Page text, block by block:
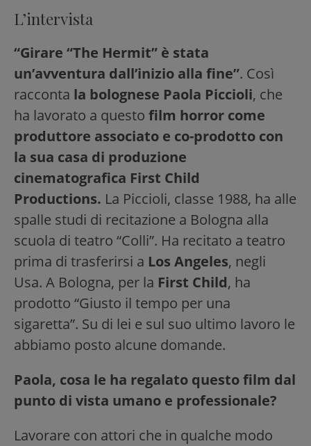
L’intervista
“Girare “The Hermit” è stata
un’avventura dall’inizio alla fine”. Così
racconta la bolognese Paola Piccioli, che
ha lavorato a questo film horror come
produttore associato e co-prodotto con
la sua casa di produzione
cinematografica First Child
Productions. La Piccioli, classe 1988, ha alle
spalle studi di recitazione a Bologna alla
scuola di teatro “Colli”. Ha recitato a teatro
prima di trasferirsi a Los Angeles, negli
Usa. A Bologna, per la First Child, ha
prodotto “Giusto il tempo per una
sigaretta”. Su di lei e sul suo ultimo lavoro le
abbiamo posto alcune domande.
Paola, cosa le ha regalato questo film dal
punto di vista umano e professionale?
Lavorare con attori che in qualche modo